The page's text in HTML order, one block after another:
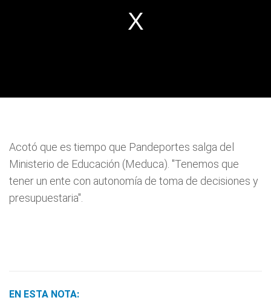
Acotó que es tiempo que Pandeportes salga del
Ministerio de Educación (Meduca). "Tenemos que
tener un ente con autonomía de toma de decisiones y
presupuestaria".
EN ESTA NOTA: